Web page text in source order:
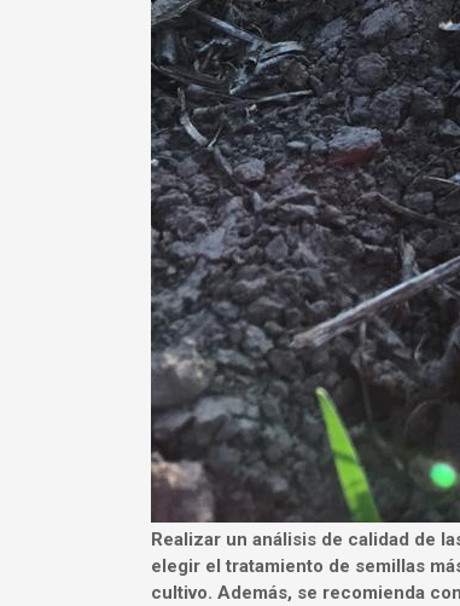
Realizar un análisis de calidad de
elegir el tratamiento de semillas
cultivo. Además, se recomienda